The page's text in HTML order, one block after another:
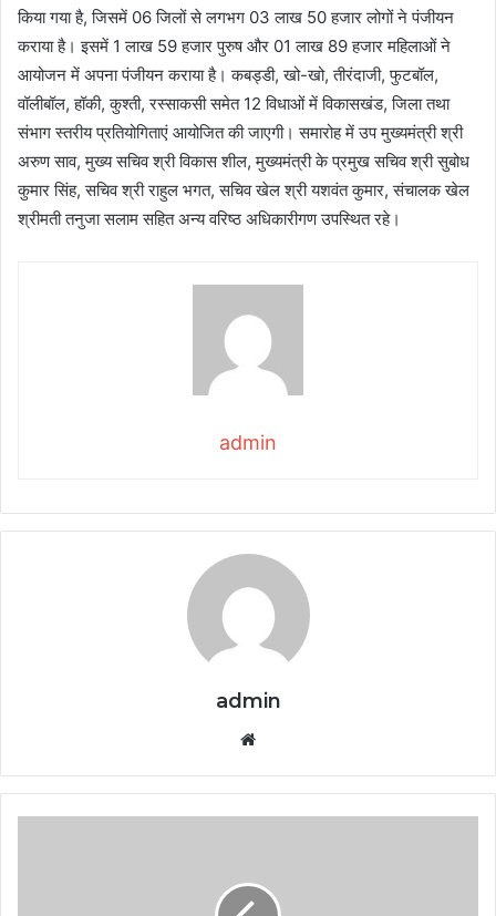
किया गया है, जिसमें 06 जिलों से लगभग 03 लाख 50 हजार लोगों ने पंजीयन
कराया है। इसमें 1 लाख 59 हजार पुरुष और 01 लाख 89 हजार महिलाओं ने
आयोजन में अपना पंजीयन कराया है। कबड्डी, खो-खो, तीरंदाजी, फुटबॉल,
वॉलीबॉल, हॉकी, कुश्ती, रस्साकसी समेत 12 विधाओं में विकासखंड, जिला तथा
संभाग स्तरीय प्रतियोगिताएं आयोजित की जाएगी। समारोह में उप मुख्यमंत्री श्री
अरुण साव, मुख्य सचिव श्री विकास शील, मुख्यमंत्री के प्रमुख सचिव श्री सुबोध
कुमार सिंह, सचिव श्री राहुल भगत, सचिव खेल श्री यशवंत कुमार, संचालक खेल
श्रीमती तनुजा सलाम सहित अन्य वरिष्ठ अधिकारीगण उपस्थित रहे।
admin
admin